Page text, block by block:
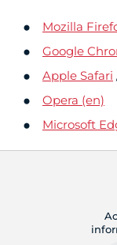
Mozilla
Google
Apple Safari
Opera (en)
Microsoft